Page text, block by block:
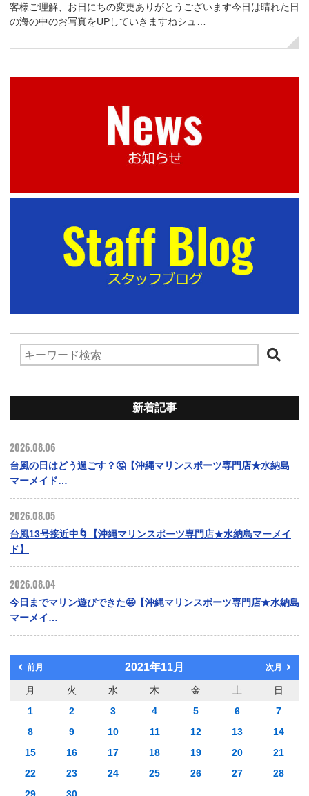
客様ご理解、お日にちの変更ありがとうございます今日は晴れた日
の海の中のお写真をUPしていきますねシュ…
新着記事
2026.08.06
台風の日はどう過ごす？🤔【沖縄マリンスポーツ専門店★水納島
マーメイド…
2026.08.05
台風13号接近中🌀【沖縄マリンスポーツ専門店★水納島マーメイ
ド】
2026.08.04
今日までマリン遊びできた🤩【沖縄マリンスポーツ専門店★水納島
マーメイ…
前月 2021年11月 次月
月 火 水 木 金 土
日
1
2 3 4 5 6
7
8
9 10 11 12 13
14
15
16 17 18 19 20
21
22
23 24 25 26 27
28
29
30